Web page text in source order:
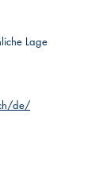
Lage
de/